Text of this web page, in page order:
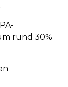
rund 30%